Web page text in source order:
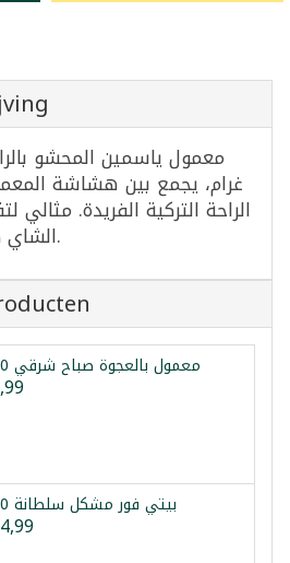
غرام، يجمع بين هشاشة
الراحة التركية الفريدة.
الشاي كتحلية شرقية أصيلة.
معمول بالعجوة صباح شرقي 350غ
بيتي فور مشكل سلطانة 450غ